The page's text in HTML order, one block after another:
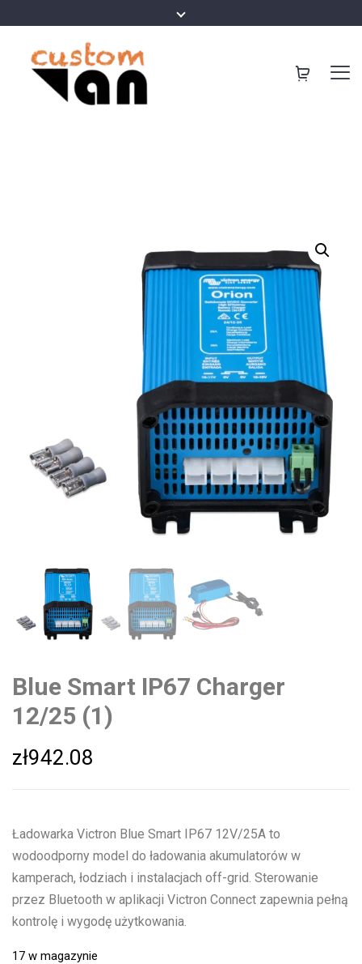
Blue Smart IP67 Charger
12/25 (1)
zł942.08
Ładowarka Victron Blue Smart IP67 12V/25A to
wodoodporny model do ładowania akumulatorów w
kamperach, łodziach i instalacjach off-grid. Sterowanie
przez Bluetooth w aplikacji Victron Connect zapewnia pełną
kontrolę i wygodę użytkowania.
17 w magazynie